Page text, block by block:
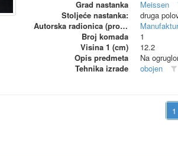
Grad nastanka
Meissen
Stoljeće nastanka:
druga
Autorska radionica (proizvođač)
Broj komada
1
Visina 1 (cm)
12.2
Opis predmeta
Na
Tehnika izrade
obojen